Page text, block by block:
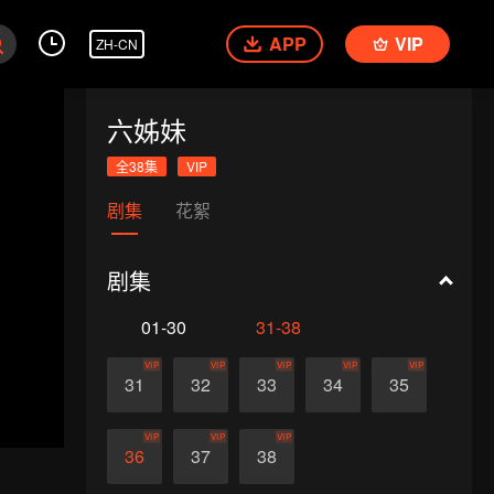
ZH-CN APP VIP
六姊妹
全38集 VIP
剧集 花絮
剧集
01-30 31-38
31
VIP
32
VIP
33
VIP
34
VIP
35
VIP
36
VIP
37
VIP
38
VIP